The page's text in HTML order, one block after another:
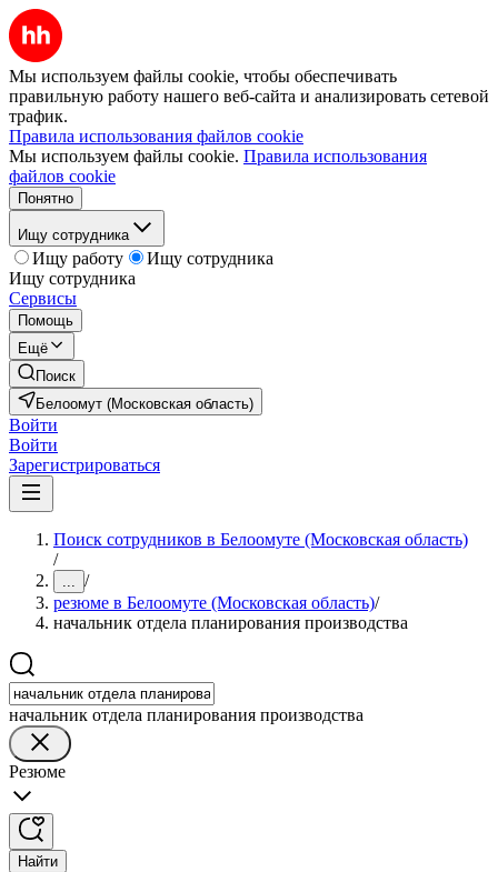
Мы используем файлы cookie, чтобы обеспечивать
правильную работу нашего веб-сайта и анализировать сетевой
трафик.
Правила использования файлов cookie
Мы используем файлы cookie. Правила использования
файлов cookie
Понятно
Ищу сотрудника
Ищу работу
Ищу сотрудника
Ищу сотрудника
Сервисы
Помощь
Ещё
Поиск
Белоомут (Московская область)
Войти
Войти
Зарегистрироваться
Поиск сотрудников в Белоомуте (Московская область)
/
... /
резюме в Белоомуте (Московская область)/
начальник отдела планирования производства
начальник отдела планирования производства
Резюме
Найти